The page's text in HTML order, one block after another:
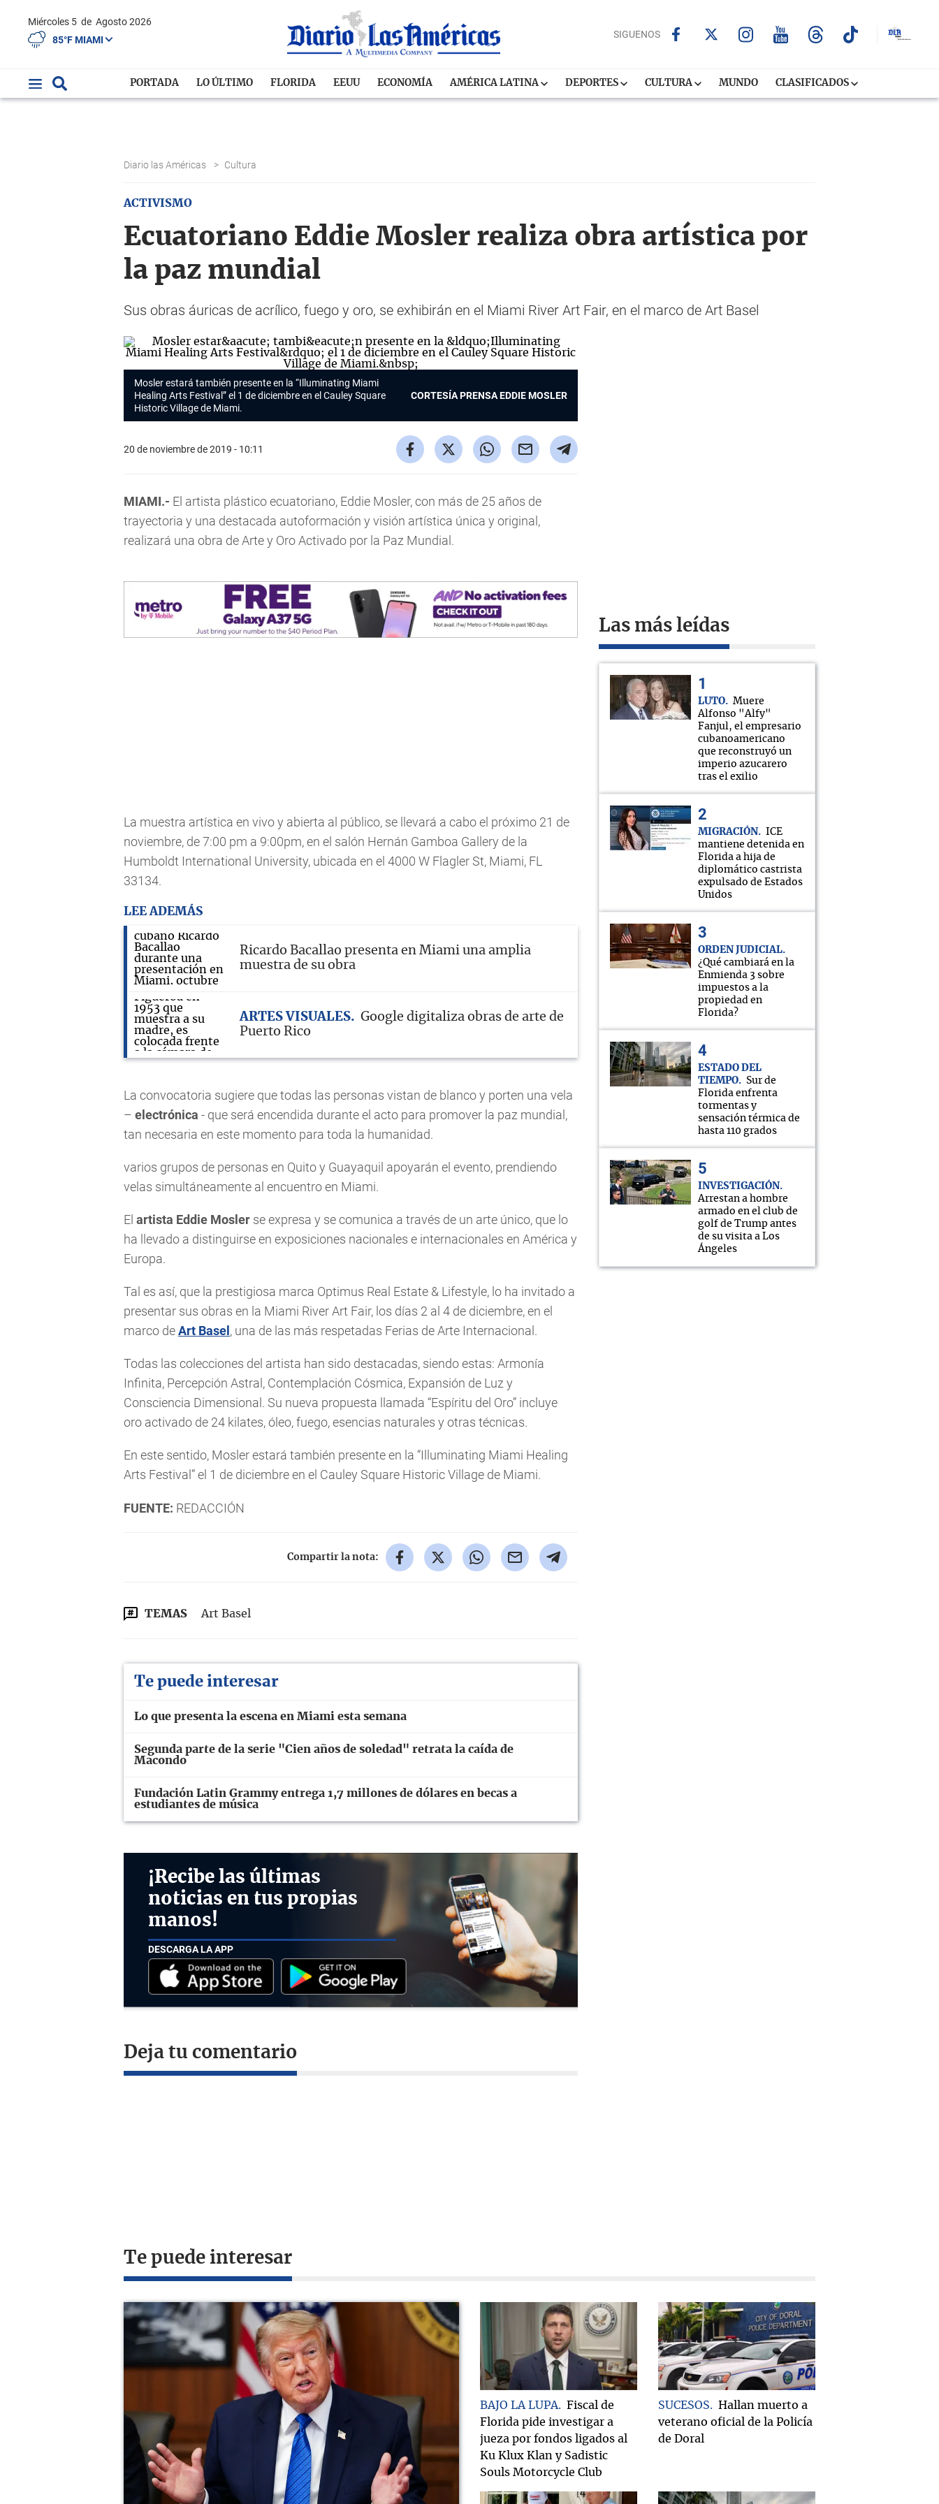
Miércoles 5 de Agosto 2026
85°F MIAMI
SIGUENOS
PORTADA LO ÚLTIMO FLORIDA EEUU ECONOMÍA AMÉRICA LATINA DEPORTES CULTURA MUNDO CLASIFICADOS
Diario las Américas > Cultura
ACTIVISMO
Ecuatoriano Eddie Mosler realiza obra artística por
la paz mundial
Sus obras áuricas de acrílico, fuego y oro, se exhibirán en el Miami River Art Fair, en el marco de Art Basel
Mosler estará también presente en la “Illuminating Miami
Healing Arts Festival” el 1 de diciembre en el Cauley Square
Historic Village de Miami.
CORTESÍA PRENSA EDDIE MOSLER
20 de noviembre de 2019 - 10:11
MIAMI.- El artista plástico ecuatoriano, Eddie Mosler, con más de 25 años de
trayectoria y una destacada autoformación y visión artística única y original,
realizará una obra de Arte y Oro Activado por la Paz Mundial.
La muestra artística en vivo y abierta al público, se llevará a cabo el próximo 21 de
noviembre, de 7:00 pm a 9:00pm, en el salón Hernán Gamboa Gallery de la
Humboldt International University, ubicada en el 4000 W Flagler St, Miami, FL
33134.
LEE ADEMÁS
Ricardo Bacallao presenta en Miami una amplia
muestra de su obra
ARTES VISUALES
Google digitaliza obras de arte de
Puerto Rico
La convocatoria sugiere que todas las personas vistan de blanco y porten una vela
– electrónica - que será encendida durante el acto para promover la paz mundial,
tan necesaria en este momento para toda la humanidad.
varios grupos de personas en Quito y Guayaquil apoyarán el evento, prendiendo
velas simultáneamente al encuentro en Miami.
El artista Eddie Mosler se expresa y se comunica a través de un arte único, que lo
ha llevado a distinguirse en exposiciones nacionales e internacionales en América y
Europa.
Tal es así, que la prestigiosa marca Optimus Real Estate & Lifestyle, lo ha invitado a
presentar sus obras en la Miami River Art Fair, los días 2 al 4 de diciembre, en el
marco deArt Basel , una de las más respetadas Ferias de Arte Internacional.
Todas las colecciones del artista han sido destacadas, siendo estas: Armonía
Infinita, Percepción Astral, Contemplación Cósmica, Expansión de Luz y
Consciencia Dimensional. Su nueva propuesta llamada “Espíritu del Oro” incluye
oro activado de 24 kilates, óleo, fuego, esencias naturales y otras técnicas.
En este sentido, Mosler estará también presente en la “Illuminating Miami Healing
Arts Festival” el 1 de diciembre en el Cauley Square Historic Village de Miami.
FUENTE: REDACCIÓN
Compartir la nota:
TEMAS Art Basel
Te puede interesar
Lo que presenta la escena en Miami esta semana
Segunda parte de la serie "Cien años de soledad" retrata la caída de
Macondo
Fundación Latin Grammy entrega 1,7 millones de dólares en becas a
estudiantes de música
¡Recibe las últimas
noticias en tus propias
manos!
DESCARGA LA APP
Deja tu comentario
Las más leídas
LUTO
Muere
Alfonso "Alfy"
Fanjul, el empresario
cubanoamericano
que reconstruyó un
imperio azucarero
tras el exilio
MIGRACIÓN
ICE
mantiene detenida en
Florida a hija de
diplomático castrista
expulsado de Estados
Unidos
ORDEN JUDICIAL
¿Qué cambiará en la
Enmienda 3 sobre
impuestos a la
propiedad en
Florida?
ESTADO DEL
TIEMPO
Sur de
Florida enfrenta
tormentas y
sensación térmica de
hasta 110 grados
INVESTIGACIÓN
Arrestan a hombre
armado en el club de
golf de Trump antes
de su visita a Los
Ángeles
Te puede interesar
BAJO LA LUPA
Fiscal de
Florida pide investigar a
jueza por fondos ligados al
Ku Klux Klan y Sadistic
Souls Motorcycle Club
SUCESOS
Hallan muerto a
veterano oficial de la Policía
de Doral